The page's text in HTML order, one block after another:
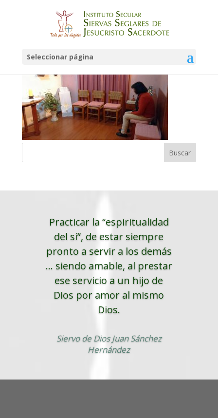
Seleccionar página
IMG-20160509-WA0006
Practicar la “espiritualidad
del sí”, de estar siempre
pronto a servir a los demás
... siendo amable, al prestar
ese servicio a un hijo de
Dios por amor al mismo
Dios.
Siervo de Dios Juan Sánchez
Hernández